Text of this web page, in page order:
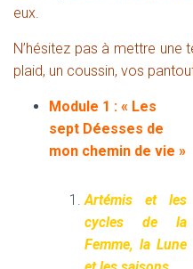
eux.
N’hésitez pas à mettre une
plaid, un coussin, vos
Module 1 : « Les
sept Déesses de
mon chemin de vie »
Artémis et les
cycles de la
Femme, la Lune